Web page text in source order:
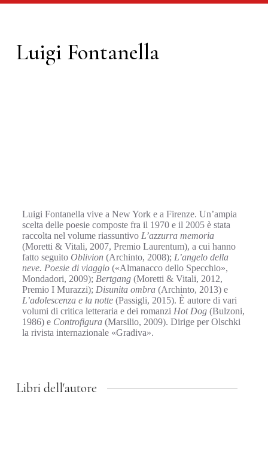
Luigi Fontanella
Luigi Fontanella vive a New York e a Firenze. Un’ampia
scelta delle poesie composte fra il 1970 e il 2005 è stata
raccolta nel volume riassuntivo L’azzurra memoria
(Moretti & Vitali, 2007, Premio Laurentum), a cui hanno
fatto seguito Oblivion(Archinto, 2008); L’angelo della
neve. Poesie di viaggio(«Almanacco dello Specchio»,
Mondadori, 2009); Bertgang(Moretti & Vitali, 2012,
Premio I Murazzi); Disunita ombra(Archinto, 2013) e
L’adolescenza e la notte(Passigli, 2015). È autore di vari
volumi di critica letteraria e dei romanzi Hot Dog(Bulzoni,
1986) e Controfigura(Marsilio, 2009). Dirige per Olschki
la rivista internazionale «Gradiva».
Libri dell'autore